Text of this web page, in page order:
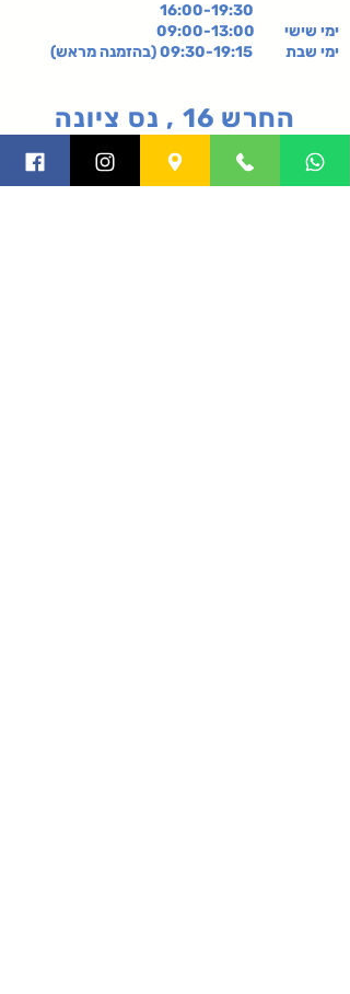
ימי שישי 09:00-13:00
ימי שבת 09:30-19:15 (בהזמנה מראש)
החרש 16 , נס ציונה
קניון רננים, קומה 2-,
רעננה